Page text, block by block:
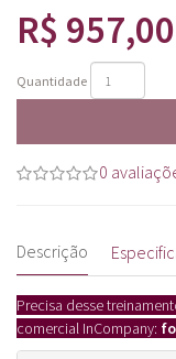
R$ 957,00
Quantidade
0
Descrição
Precisa desse
comercial InCompany: